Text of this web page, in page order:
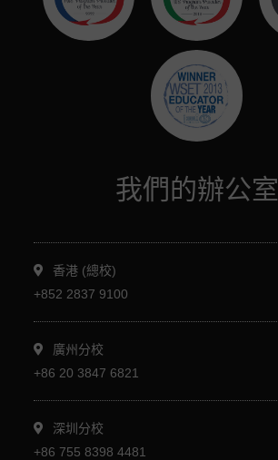
我們的辦公室
香港 (總校)
+852 2837 9100
廣州分校
+86 20 3847 6821
深圳分校
+86 755 8398 4481